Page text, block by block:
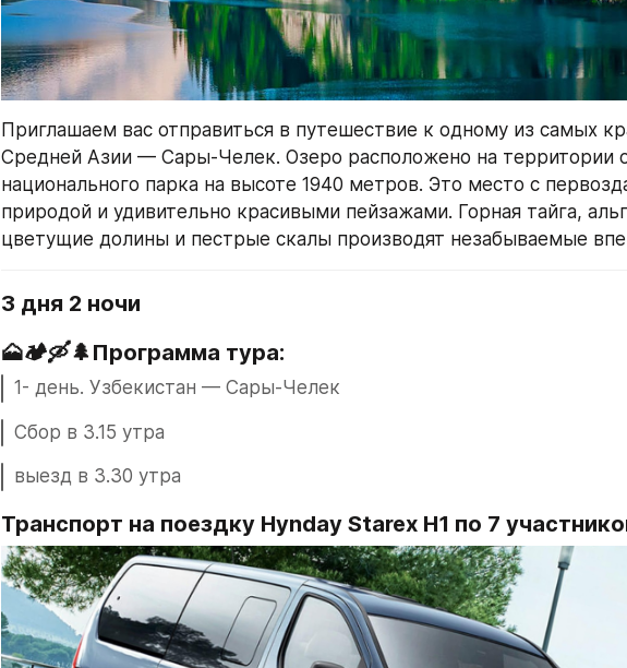
Приглашаем вас отправиться в путешествие к одному из самых
Средней Азии — Сары-Челек. Озеро расположено на территории
национального парка на высоте 1940 метров. Это место с
природой и удивительно красивыми пейзажами. Горная тайга,
цветущие долины и пестрые скалы производят незабываемые
3 дня 2 ночи
🗻🏕🛶🌲Программа тура:
1- день. Узбекистан — Сары-Челек
Сбор в 3.15 утра
выезд в 3.30 утра
Транспорт на поездку Hynday Starex H1 по 7